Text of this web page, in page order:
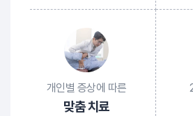
개인별 증상에 따른
맞춤 치료